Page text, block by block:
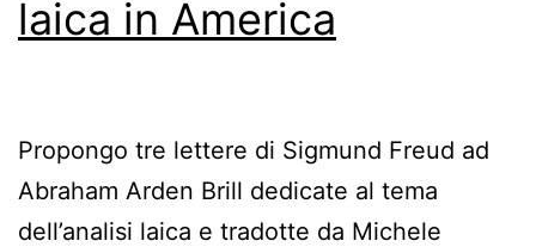
laica in America
Propongo tre lettere di Sigmund Freud ad
Abraham Arden Brill dedicate al tema
dell’analisi laica e tradotte da Michele